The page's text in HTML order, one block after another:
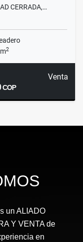
CERRADA,…
2
Venta
COP
un ALIADO
Y VENTA de
en